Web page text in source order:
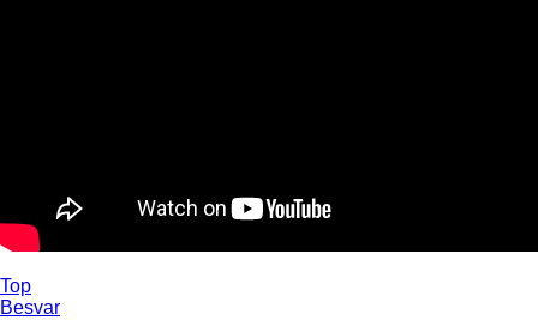
Top
Besvar